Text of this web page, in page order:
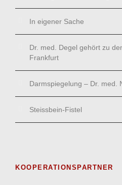
In eigener Sache
Dr. med. Degel gehört zu
Frankfurt
Darmspiegelung – Dr. med.
Steissbein-Fistel
KOOPERATIONSPARTNER